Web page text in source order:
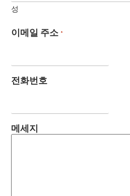
성
이메일 주소 *
전화번호
메세지